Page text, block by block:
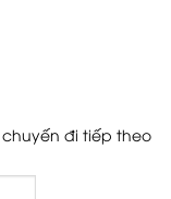
đi tiếp theo